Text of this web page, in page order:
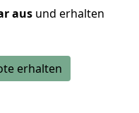
aus und erhalten
erhalten